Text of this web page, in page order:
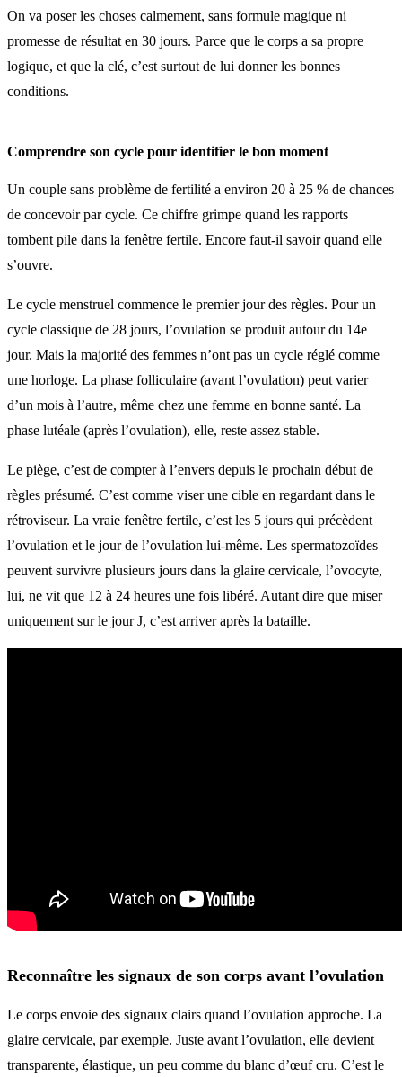
On va poser les choses calmement, sans formule magique ni
promesse de résultat en 30 jours. Parce que le corps a sa propre
logique, et que la clé, c’est surtout de lui donner les bonnes
conditions.
Comprendre son cycle pour identifier le bon moment
Un couple sans problème de fertilité a environ 20 à 25 % de chances
de concevoir par cycle. Ce chiffre grimpe quand les rapports
tombent pile dans la fenêtre fertile. Encore faut-il savoir quand elle
s’ouvre.
Le cycle menstruel commence le premier jour des règles. Pour un
cycle classique de 28 jours, l’ovulation se produit autour du 14e
jour. Mais la majorité des femmes n’ont pas un cycle réglé comme
une horloge. La phase folliculaire (avant l’ovulation) peut varier
d’un mois à l’autre, même chez une femme en bonne santé. La
phase lutéale (après l’ovulation), elle, reste assez stable.
Le piège, c’est de compter à l’envers depuis le prochain début de
règles présumé. C’est comme viser une cible en regardant dans le
rétroviseur. La vraie fenêtre fertile, c’est les 5 jours qui précèdent
l’ovulation et le jour de l’ovulation lui-même. Les spermatozoïdes
peuvent survivre plusieurs jours dans la glaire cervicale, l’ovocyte,
lui, ne vit que 12 à 24 heures une fois libéré. Autant dire que miser
uniquement sur le jour J, c’est arriver après la bataille.
Reconnaître les signaux de son corps avant l’ovulation
Le corps envoie des signaux clairs quand l’ovulation approche. La
glaire cervicale, par exemple. Juste avant l’ovulation, elle devient
transparente, élastique, un peu comme du blanc d’œuf cru. C’est le